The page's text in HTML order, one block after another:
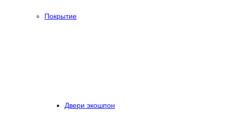
Покрытие
Двери экошпон